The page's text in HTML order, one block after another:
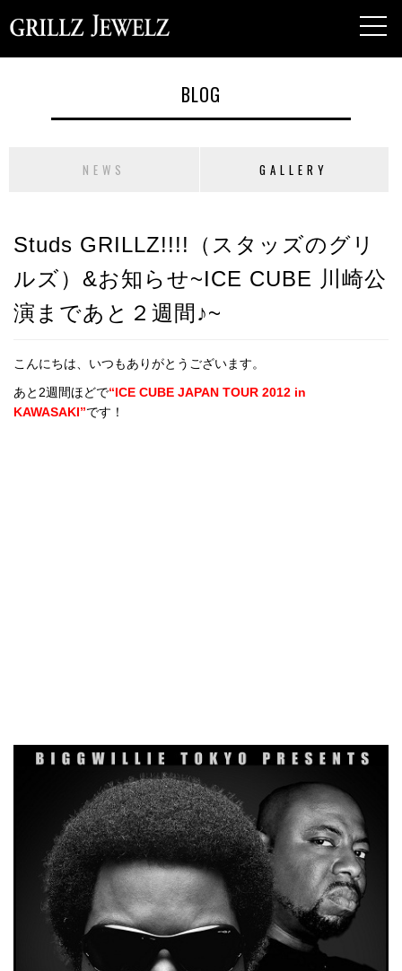
BLOG
NEWS GALLERY
Studs GRILLZ!!!!（スタッズのグリ
ルズ）&お知らせ~ICE CUBE 川崎公
演まであと２週間♪~
こんにちは、いつもありがとうございます。
あと2週間ほどで“ICE CUBE JAPAN TOUR 2012 in
KAWASAKI”です！